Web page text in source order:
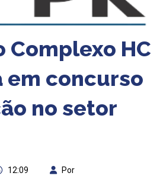
Complexo HC
em concurso
no setor
12:09
Por